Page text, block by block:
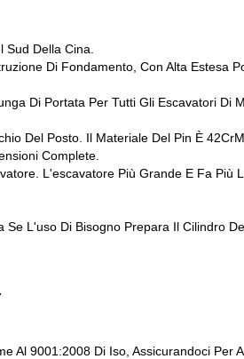
Della Cina.
Di Fondamento, Con Alta Estesa
Di Portata Per Tutti Gli Escavatori Di
Del Posto. Il Materiale Del Pin È
Complete.
L'escavatore Più Grande E Fa Più
L'uso Di Bisogno Prepara Il Cilindro
Al 9001:2008 Di Iso, Assicurandoci Per